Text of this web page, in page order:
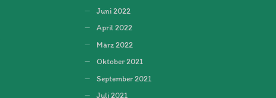
Juni 2022
April 2022
März 2022
Oktober 2021
September 2021
Juli 2021